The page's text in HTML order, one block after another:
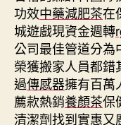
功效中藥減肥茶在
城遊戲現資金週轉
公司最佳管道分為
榮獲搬家人員都
過傳感器擁有百萬
薦款熱銷養顏茶保
清潔劑找到實惠又